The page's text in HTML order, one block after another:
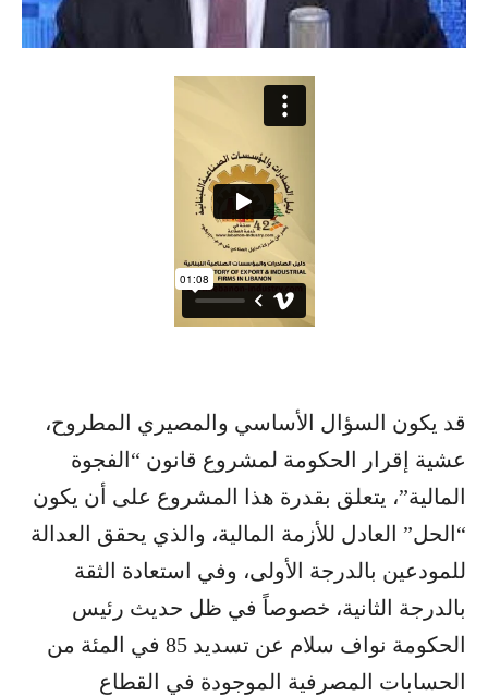
قد يكون السؤال الأساسي والمصيري المطروح،
عشية إقرار الحكومة لمشروع قانون “الفجوة
المالية”، يتعلق بقدرة هذا المشروع على أن يكون
“الحل” العادل للأزمة المالية، والذي يحقق العدالة
للمودعين بالدرجة الأولى، وفي استعادة الثقة
بالدرجة الثانية، خصوصاً في ظل حديث رئيس
الحكومة نواف سلام عن تسديد 85 في المئة من
الحسابات المصرفية الموجودة في القطاع